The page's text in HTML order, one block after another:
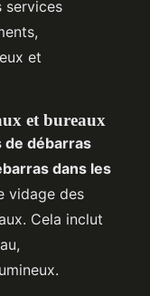
services
et
et bureaux
de débarras
dans les
vidage des
Cela inclut